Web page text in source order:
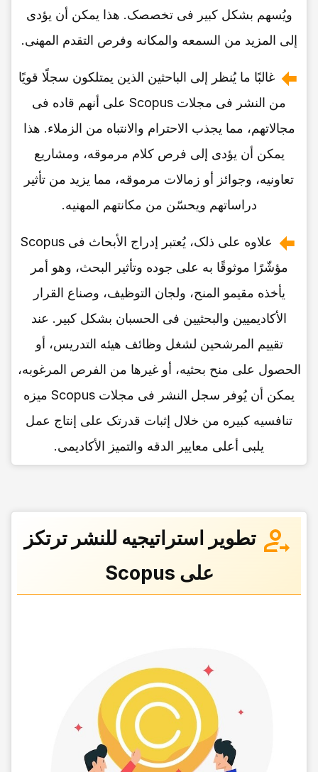
ویُسهم بشکل کبیر فی تخصصک. هذا یمکن أن یؤدی
إلى المزید من السمعه والمکانه وفرص التقدم المهنی.
غالبًا ما یُنظر إلى الباحثین الذین یمتلکون سجلًا قویًا
من النشر فی مجلات Scopus على أنهم قاده فی
مجالاتهم، مما یجذب الاحترام والانتباه من الزملاء. هذا
یمکن أن یؤدی إلى فرص کلام مرموقه، ومشاریع
تعاونیه، وجوائز أو زمالات مرموقه، مما یزید من تأثیر
دراساتهم ویحسّن من مکانتهم المهنیه.
علاوه على ذلک، یُعتبر إدراج الأبحاث فی Scopus
مؤشّرًا موثوقًا به على جوده وتأثیر البحث، وهو أمر
یأخذه مقیمو المنح، ولجان التوظیف، وصناع القرار
الأکادیمیین والبحثیین فی الحسبان بشکل کبیر. عند
تقییم المرشحین لشغل وظائف هیئه التدریس، أو
الحصول على منح بحثیه، أو غیرها من الفرص المرغوبه،
یمکن أن یُوفر سجل النشر فی مجلات Scopus میزه
تنافسیه کبیره من خلال إثبات قدرتک على إنتاج عمل
یلبی أعلى معاییر الدقه والتمیز الأکادیمی.
تطویر استراتیجیه للنشر ترتکز
على Scopus